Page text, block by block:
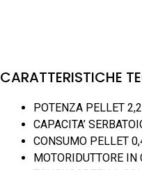
CARATTERISTICHE
POTENZA PELLET
CAPACITA’
CONSUMO PELLET
MOTORIDUTTORE IN